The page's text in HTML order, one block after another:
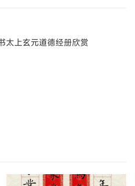
太上玄元道德经册欣赏